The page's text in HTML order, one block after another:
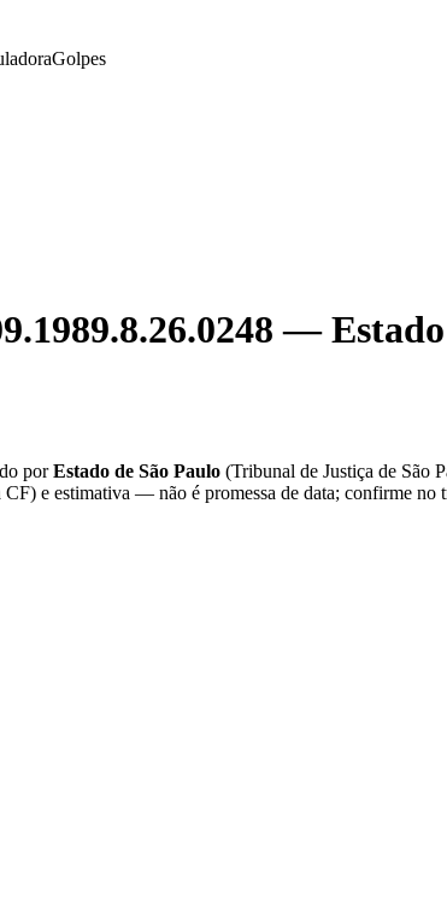
Golpes
—
porEstado de São Paulo (Tribunal de Justiça de São
CF) e estimativa — não é promessa de data; confirme no